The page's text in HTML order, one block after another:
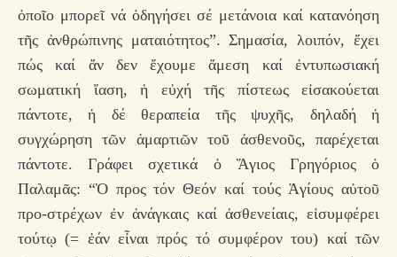
ὁποῖο μπορεῖ νά ὁδηγήσει σέ μετάνοια καί κατανόηση
τῆς ἀνθρώπινης ματαιότητος”. Σημασία, λοιπόν, ἔχει
πώς καί ἄν δεν ἔχουμε ἄμεση καί ἐντυπωσιακή
σωματική ἴαση, ἡ εὐχή τῆς πίστεως εἰσακούεται
πάντοτε, ἡ δέ θεραπεία τῆς ψυχῆς, δηλαδή ἡ
συγχώρηση τῶν ἁμαρτιῶν τοῦ ἀσθενοῦς, παρέχεται
πάντοτε. Γράφει σχετικά ὁ Ἅγιος Γρηγόριος ὁ
Παλαμᾶς: “Ὁ προς τόν Θεόν καί τούς Ἁγίους αὐτοῦ
προ-στρέχων ἐν ἀνάγκαις καί ἀσθενείαις, εἰσυμφέρει
τούτῳ (= ἐάν εἶναι πρός τό συμφέρον του) καί τῶν